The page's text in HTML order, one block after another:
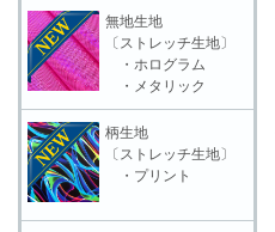
無地生地
〔ストレッチ生地〕
・ホログラム
・メタリック
柄生地
〔ストレッチ生地〕
・プリント